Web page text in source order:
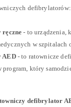
defibrylatorów:
- to urządzenia,
w szpitalach
AED- to ratownicze
program, który
defibrylator